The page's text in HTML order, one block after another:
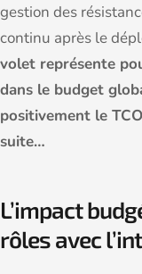
gestion des
continu après le
volet représente
dans le budget
positivement le
suite…
L’impact
rôles avec